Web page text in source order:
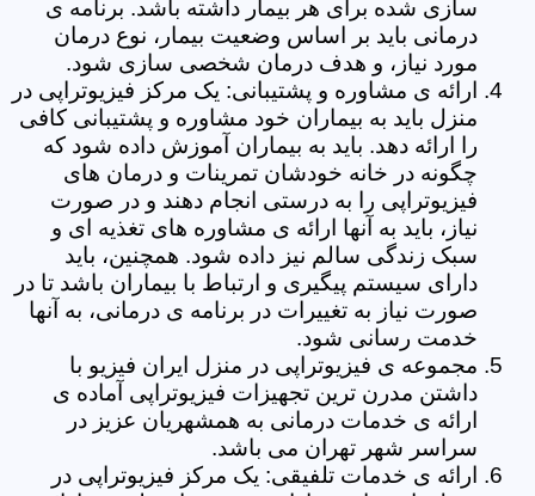
سازی شده برای هر بیمار داشته باشد. برنامه ی
درمانی باید بر اساس وضعیت بیمار، نوع درمان
مورد نیاز، و هدف درمان شخصی سازی شود.
ارائه ی مشاوره و پشتیبانی: یک مرکز فیزیوتراپی در
منزل باید به بیماران خود مشاوره و پشتیبانی کافی
را ارائه دهد. باید به بیماران آموزش داده شود که
چگونه در خانه خودشان تمرینات و درمان های
فیزیوتراپی را به درستی انجام دهند و در صورت
نیاز، باید به آنها ارائه ی مشاوره های تغذیه ای و
سبک زندگی سالم نیز داده شود. همچنین، باید
دارای سیستم پیگیری و ارتباط با بیماران باشد تا در
صورت نیاز به تغییرات در برنامه ی درمانی، به آنها
خدمت رسانی شود.
مجموعه ی فیزیوتراپی در منزل ایران فیزیو با
داشتن مدرن ترین تجهیزات فیزیوتراپی آماده ی
ارائه ی خدمات درمانی به همشهریان عزیز در
سراسر شهر تهران می باشد.
ارائه ی خدمات تلفیقی: یک مرکز فیزیوتراپی در